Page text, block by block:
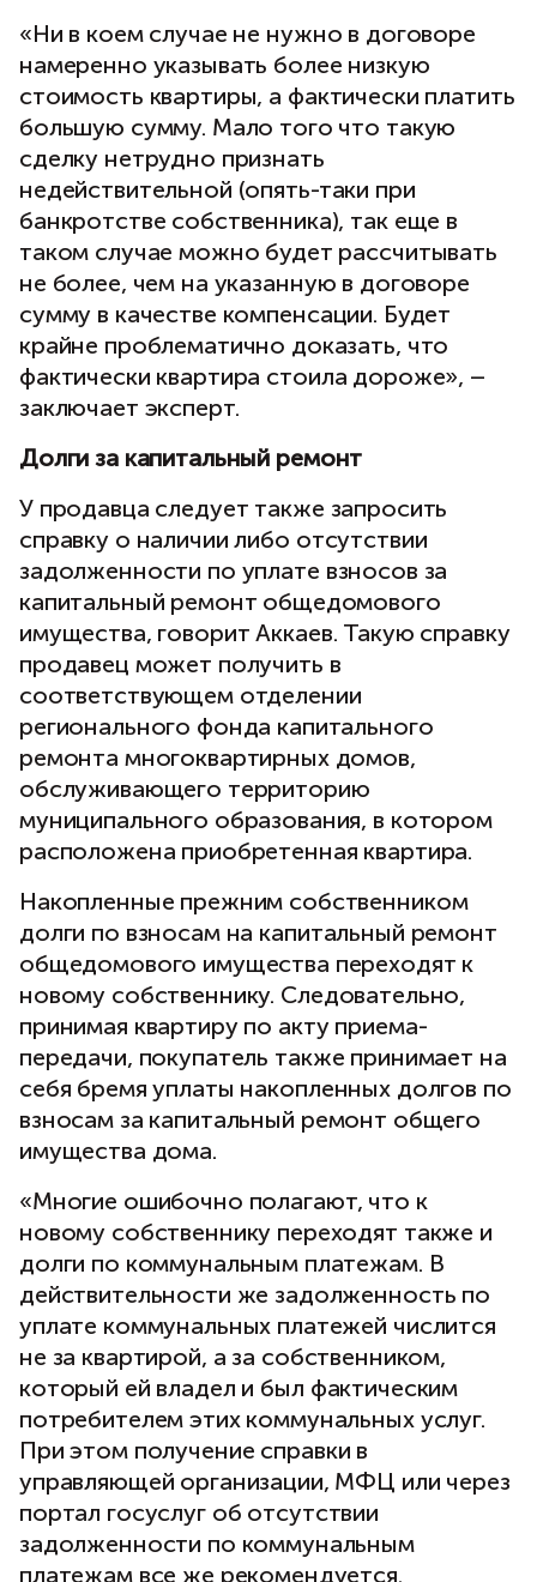
«Ни в коем случае не нужно в договоре
намеренно указывать более низкую
стоимость квартиры, а фактически платить
большую сумму. Мало того что такую
сделку нетрудно признать
недействительной (опять-таки при
банкротстве собственника), так еще в
таком случае можно будет рассчитывать
не более, чем на указанную в договоре
сумму в качестве компенсации. Будет
крайне проблематично доказать, что
фактически квартира стоила дороже», –
заключает эксперт.
Долги за капитальный ремонт
У продавца следует также запросить
справку о наличии либо отсутствии
задолженности по уплате взносов за
капитальный ремонт общедомового
имущества, говорит Аккаев. Такую справку
продавец может получить в
соответствующем отделении
регионального фонда капитального
ремонта многоквартирных домов,
обслуживающего территорию
муниципального образования, в котором
расположена приобретенная квартира.
Накопленные прежним собственником
долги по взносам на капитальный ремонт
общедомового имущества переходят к
новому собственнику. Следовательно,
принимая квартиру по акту приема-
передачи, покупатель также принимает на
себя бремя уплаты накопленных долгов по
взносам за капитальный ремонт общего
имущества дома.
«Многие ошибочно полагают, что к
новому собственнику переходят также и
долги по коммунальным платежам. В
действительности же задолженность по
уплате коммунальных платежей числится
не за квартирой, а за собственником,
который ей владел и был фактическим
потребителем этих коммунальных услуг.
При этом получение справки в
управляющей организации, МФЦ или через
портал госуслуг об отсутствии
задолженности по коммунальным
платежам все же рекомендуется.